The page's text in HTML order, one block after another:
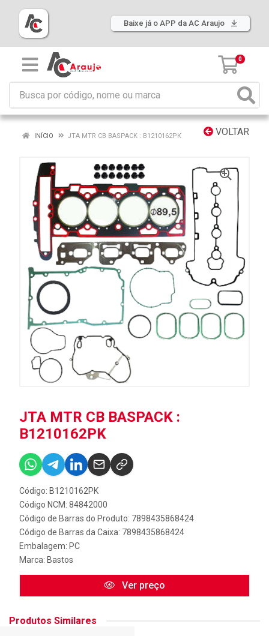
Baixe já o APP da AC Araujo
0
VOLTAR
INÍCIO JTA MTR CB BASPACK : B1210162PK
JTA MTR CB BASPACK :
B1210162PK
Código: B1210162PK
Código NCM: 84842000
Código de Barras do Produto: 7898435868424
Código de Barras da Caixa: 7898435868424
Embalagem: PC
Marca: Bastos
Ver preço
Produtos Similares